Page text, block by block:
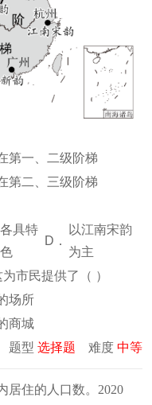
第一、二级阶梯
第二、三级阶梯
各具特
色
D．
以江南宋韵
为主
为市民提供了（ ）
场所
商城
题型 选择题 难度 中等
居住的人口数。2020